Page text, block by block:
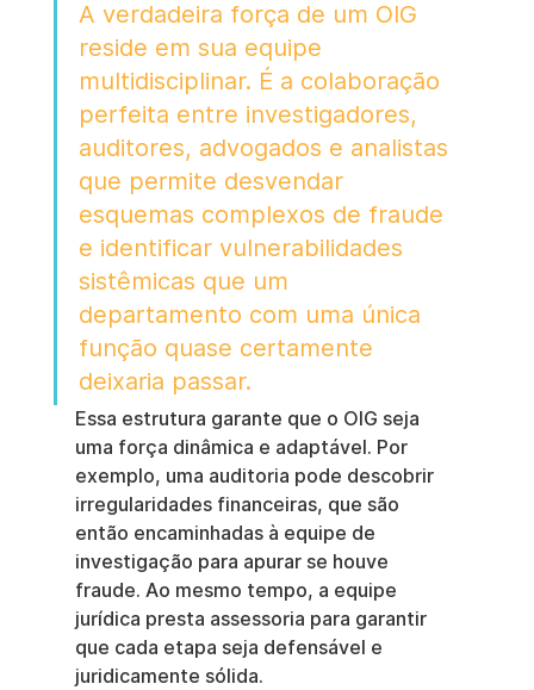
A verdadeira força de um OIG
reside em sua equipe
multidisciplinar. É a colaboração
perfeita entre investigadores,
auditores, advogados e analistas
que permite desvendar
esquemas complexos de fraude
e identificar vulnerabilidades
sistêmicas que um
departamento com uma única
função quase certamente
deixaria passar.
Essa estrutura garante que o OIG seja
uma força dinâmica e adaptável. Por
exemplo, uma auditoria pode descobrir
irregularidades financeiras, que são
então encaminhadas à equipe de
investigação para apurar se houve
fraude. Ao mesmo tempo, a equipe
jurídica presta assessoria para garantir
que cada etapa seja defensável e
juridicamente sólida.